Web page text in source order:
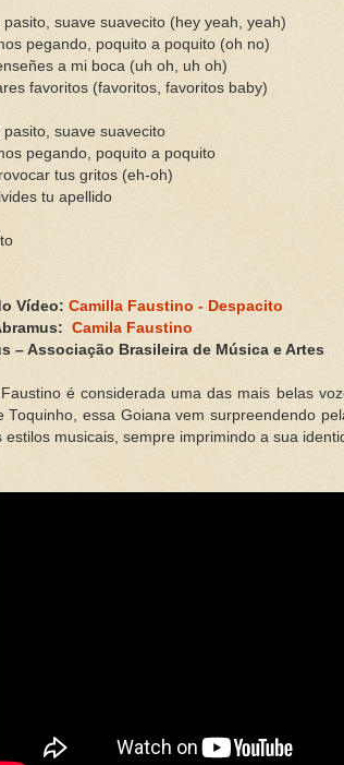
pasito, suave suavecito (hey yeah, yeah)
pegando, poquito a poquito (oh no)
a mi boca (uh oh, uh oh)
favoritos (favoritos, favoritos baby)
pasito, suave suavecito
pegando, poquito a poquito
tus gritos (eh-oh)
tu apellido
Vídeo: Camilla Faustino - Despacito
Camila Faustino
– Associação Brasileira de Música e Artes
é considerada uma das mais belas
Toquinho, essa Goiana vem surpreendendo
estilos musicais, sempre imprimindo a sua